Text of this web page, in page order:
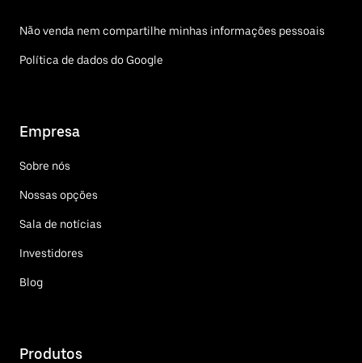
Não venda nem compartilhe minhas informações pessoais
Política de dados do Google
Empresa
Sobre nós
Nossas opções
Sala de notícias
Investidores
Blog
Produtos